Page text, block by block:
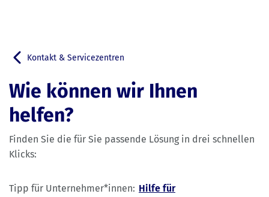
Zurück zu
Kontakt & Servicezentren
Wie können wir Ihnen
helfen?
Finden Sie die für Sie passende Lösung in drei schnellen
Klicks:
Tipp für Unternehmer*innen: Hilfe für